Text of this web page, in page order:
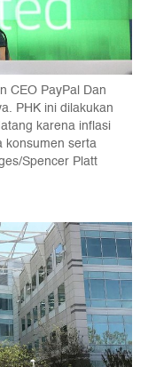
CEO PayPal Dan
PHK ini dilakukan
karena inflasi
konsumen serta
Spencer Platt